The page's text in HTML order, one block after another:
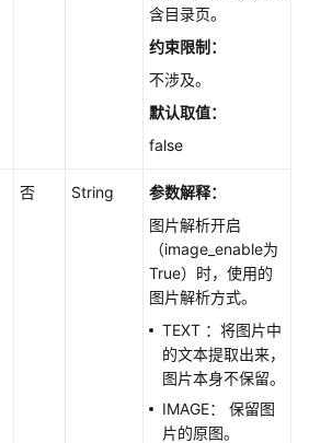
含目录页。
约束限制：
不涉及。
默认取值：
false
否 String
参数解释：
图片解析开启
（image_enable为
True）时，使用的
图片解析方式。
TEXT ：将图片中
的文本提取出来，
图片本身不保留。
IMAGE： 保留图
片的原图。